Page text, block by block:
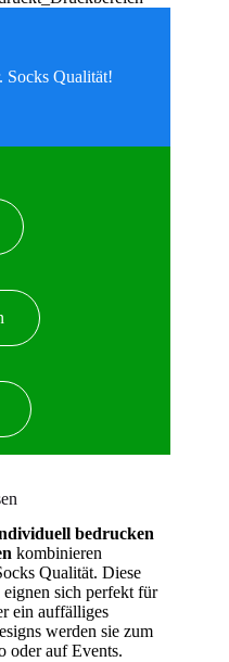
Socks Qualität!
bedrucken
kombinieren
Qualität. Diese
sich perfekt für
ein auffälliges
werden sie zum
oder auf Events.